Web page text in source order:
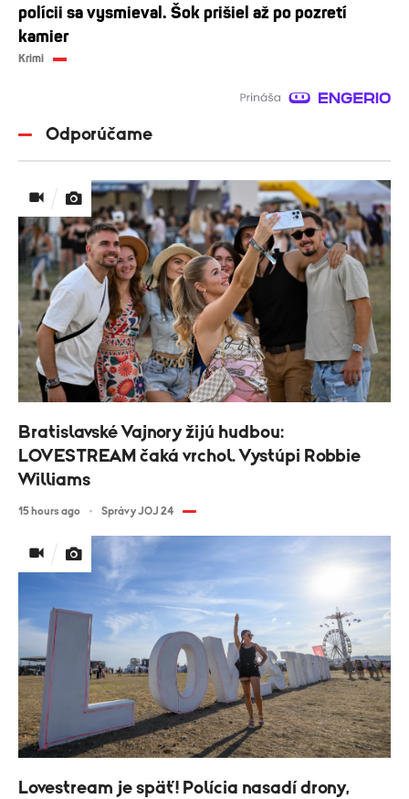
polícii sa vysmieval. Šok prišiel až po pozretí
kamier
Krimi
Odporúčame
Bratislavské Vajnory žijú hudbou:
LOVESTREAM čaká vrchol. Vystúpi Robbie
Williams
15 hours ago Správy JOJ 24
Lovestream je späť! Polícia nasadí drony,